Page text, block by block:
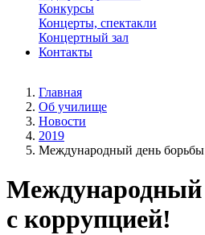
Конкурсы
Концерты, спектакли
Концертный зал
Контакты
Главная
Об училище
Новости
2019
Международный день борьбы
Международный
с коррупцией!